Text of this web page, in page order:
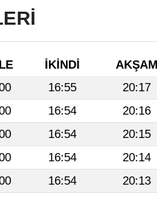
İKINDI AKŞAM
16:55 20:17
16:54 20:16
16:54 20:15
16:54 20:14
16:54 20:13